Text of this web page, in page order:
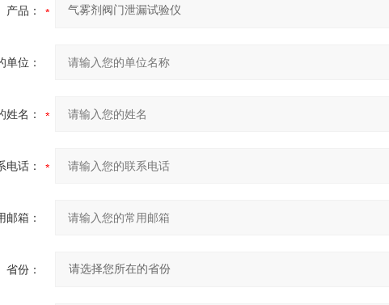
产品：
单位：
姓名：
电话：
邮箱：
省份：